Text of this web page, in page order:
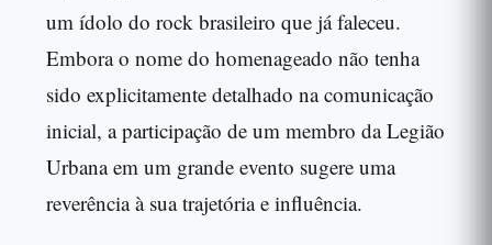
um ídolo do rock brasileiro que já faleceu.
Embora o nome do homenageado não tenha
sido explicitamente detalhado na comunicação
inicial, a participação de um membro da Legião
Urbana em um grande evento sugere uma
reverência à sua trajetória e influência.